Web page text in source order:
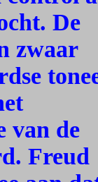
De
zwaar
van de
Freud